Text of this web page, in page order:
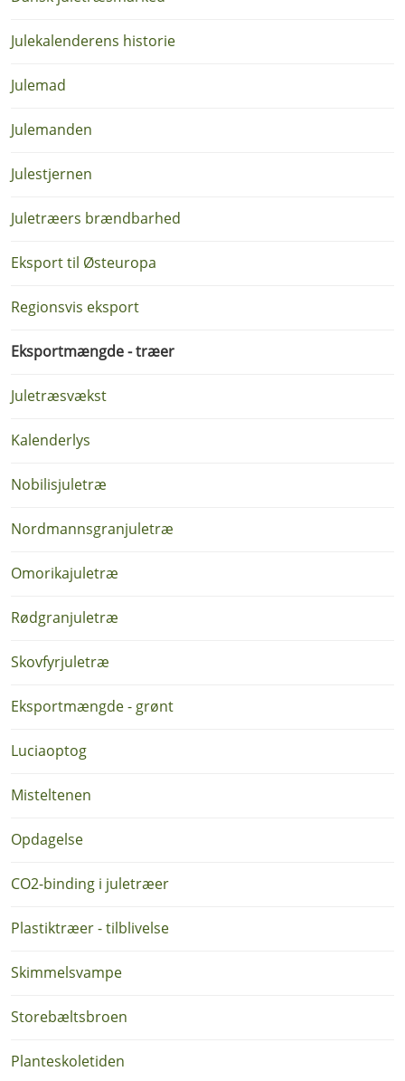
Julekalenderens historie
Julemad
Julemanden
Julestjernen
Juletræers brændbarhed
Eksport til Østeuropa
Regionsvis eksport
Eksportmængde - træer
Juletræsvækst
Kalenderlys
Nobilisjuletræ
Nordmannsgranjuletræ
Omorikajuletræ
Rødgranjuletræ
Skovfyrjuletræ
Eksportmængde - grønt
Luciaoptog
Misteltenen
Opdagelse
CO2-binding i juletræer
Plastiktræer - tilblivelse
Skimmelsvampe
Storebæltsbroen
Planteskoletiden